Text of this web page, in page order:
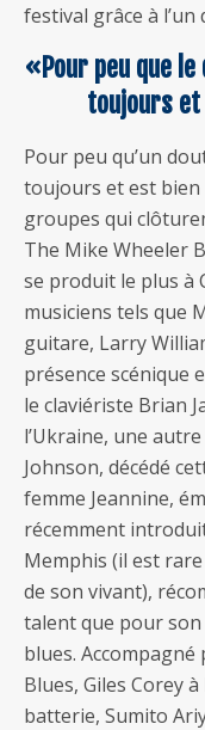
festival grâce à l’un
«Pour peu que
toujours et
Pour peu qu’un
toujours et est bien
groupes qui
The Mike Wheeler
se produit le plus à
musiciens tels que
guitare, Larry
présence scénique
le claviériste Brian
l’Ukraine, une
Johnson, décédé
femme Jeannine,
récemment
Memphis (il est
de son vivant),
talent que pour son
blues.
Blues, Giles Corey
batterie, Sumito